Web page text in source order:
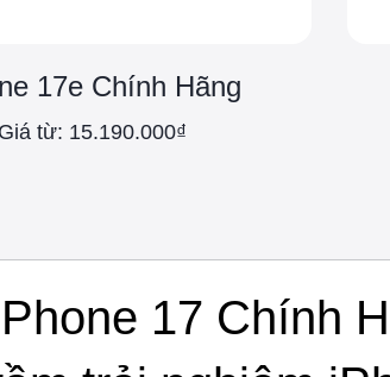
17e Chính Hãng
Giá từ: 15.190.000₫
17 Chính